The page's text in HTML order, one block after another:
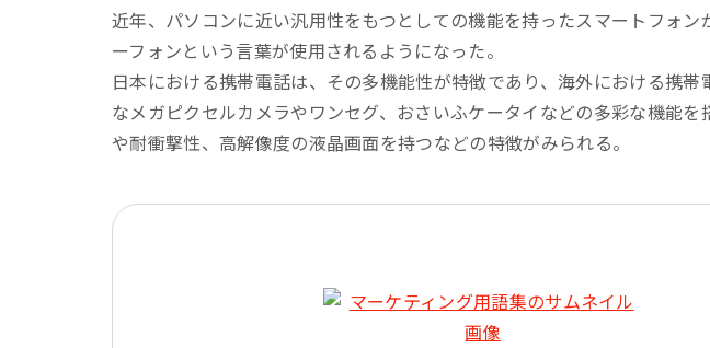
[優良顧客維持ソリューション]
休眠顧客に戻ってきてほしい
[休眠顧客掘り起こしソリューション]
アンケート分析
レビューデータ分析
インタビュー分析
近年、パソコンに近い汎用性をもつとしての機能を持ったスマートフォ
ーフォンという言葉が使用されるようになった。
日本における携帯電話は、その多機能性が特徴であり、海外における携
なメガピクセルカメラやワンセグ、おさいふケータイなどの多彩な機能
や耐衝撃性、高解像度の液晶画面を持つなどの特徴がみられる。